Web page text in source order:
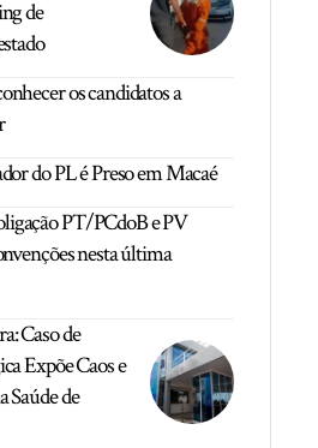
de
os candidatos a
do PL é Preso em Macaé
PT/PCdoB e PV
nesta última
Caso de
Expõe Caos e
Saúde de